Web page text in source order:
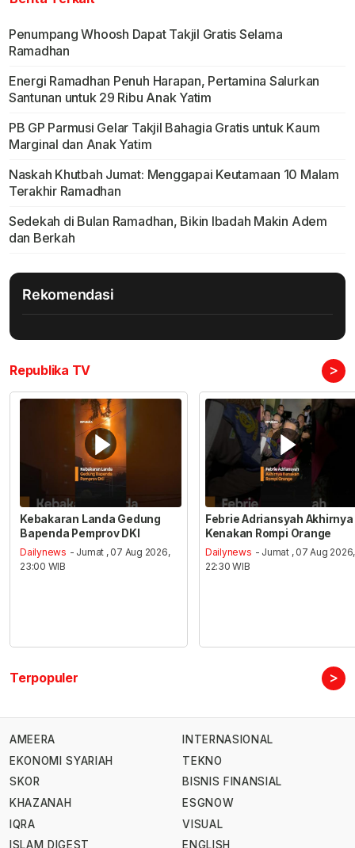
Penumpang Whoosh Dapat Takjil Gratis Selama
Ramadhan
Energi Ramadhan Penuh Harapan, Pertamina Salurkan
Santunan untuk 29 Ribu Anak Yatim
PB GP Parmusi Gelar Takjil Bahagia Gratis untuk Kaum
Marginal dan Anak Yatim
Naskah Khutbah Jumat: Menggapai Keutamaan 10 Malam
Terakhir Ramadhan
Sedekah di Bulan Ramadhan, Bikin Ibadah Makin Adem
dan Berkah
Rekomendasi
Republika TV >
Kebakaran Landa Gedung
Bapenda Pemprov DKI
Dailynews - Jumat , 07 Aug 2026,
23:00 WIB
Febrie Adriansyah Akhirnya
Kenakan Rompi Orange
Dailynews - Jumat , 07 Aug 2026,
22:30 WIB
Terpopuler >
AMEERA
EKONOMI SYARIAH
SKOR
KHAZANAH
IQRA
ISLAM DIGEST
INTERNASIONAL
TEKNO
BISNIS FINANSIAL
ESGNOW
VISUAL
ENGLISH